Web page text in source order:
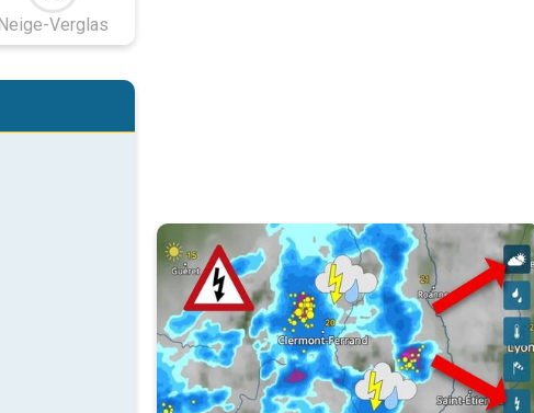
Verglas
Comment suivre les orages ?. Foudre en direct. . .